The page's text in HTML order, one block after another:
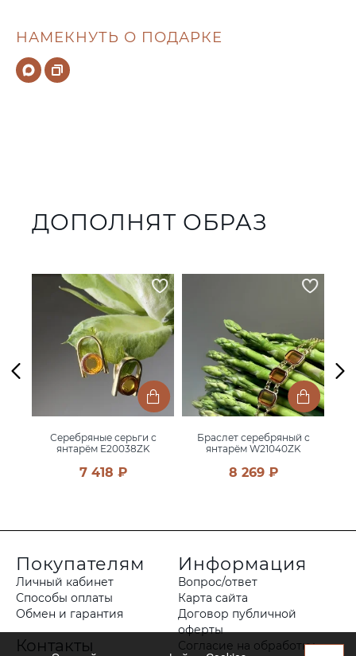
НАМЕКНУТЬ О ПОДАРКЕ
ДОПОЛНЯТ ОБРАЗ
Серебряные серьги с
янтарём E20038ZK
7 418 ₽
Браслет серебряный с
янтарём W21040ZK
8 269 ₽
Покупателям
Личный кабинет
Способы оплаты
Обмен и гарантия
Контакты
Информация
Вопрос/ответ
Карта сайта
Договор публичной
оферты
Согласие на обработку